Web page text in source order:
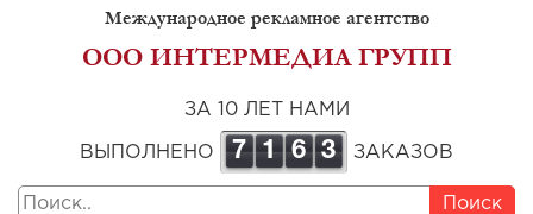
Международное рекламное агентство
ООО ИНТЕРМЕДИА ГРУПП
ЗА 10 ЛЕТ НАМИ
ВЫПОЛНЕНО 7 1 6 3 ЗАКАЗОВ
Поиск